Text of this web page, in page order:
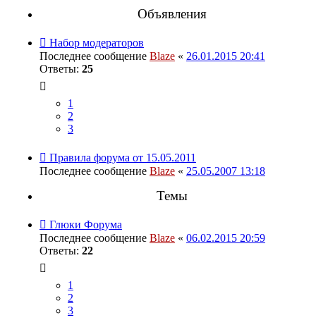
Объявления
Набор модераторов
Последнее сообщение Blaze « 26.01.2015 20:41
Ответы: 25
1
2
3
Правила форума от 15.05.2011
Последнее сообщение Blaze « 25.05.2007 13:18
Темы
Глюки Форума
Последнее сообщение Blaze « 06.02.2015 20:59
Ответы: 22
1
2
3